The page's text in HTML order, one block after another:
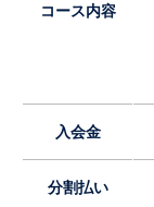
コース内容
入会金
分割払い